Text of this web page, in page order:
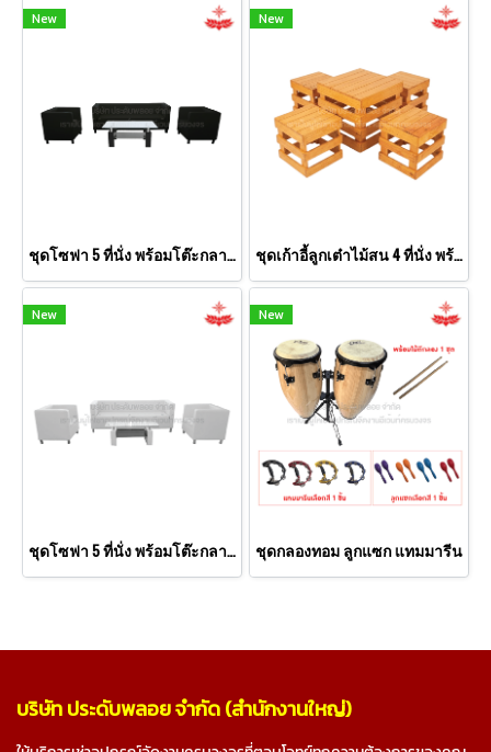
New
ชุดโซฟา 5 ที่นั่ง พร้อมโต๊ะกลางกระจก (สีดำ)
New
ชุดเก้าอี้ลูกเต๋าไม้สน 4 ที่นั่ง พร้อมโต๊ะลูกเต๋าไม้สนใหญ่
New
ชุดโซฟา 5 ที่นั่ง พร้อมโต๊ะกลางกระจก (สีขาว)
New
ชุดกลองทอม ลูกแซก แทมมารีน
บริษัท ประดับพลอย จำกัด (สำนักงานใหญ่)